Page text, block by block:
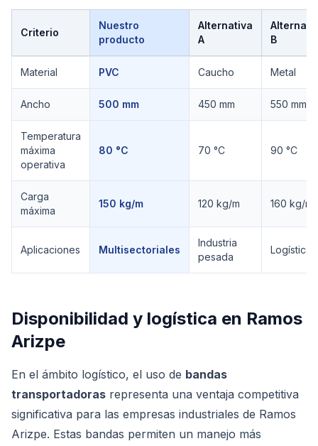
Criterio
Nuestro
producto
Alternativa
A
B
Material PVC Caucho Metal
Ancho 500 mm 450 mm 550 mm
Temperatura
máxima
operativa
80 °C 70 °C 90 °C
Carga
máxima
150 kg/m 120 kg/m 160 kg/m
Aplicaciones Multisectoriales
Industria
pesada
Logística
Disponibilidad y logística en Ramos
Arizpe
En el ámbito logístico, el uso de bandas
transportadoras representa una ventaja competitiva
significativa para las empresas industriales de Ramos
Arizpe. Estas bandas permiten un manejo más